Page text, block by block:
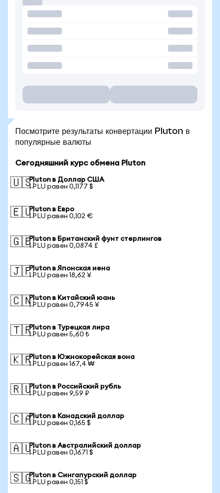
Посмотрите результаты конвертации Pluton в
популярные валюты
Сегодняшний курс обмена Pluton
🇺🇸Pluton в Доллар США
1 PLU равен 0,1177 $
🇪🇺Pluton в Евро
1 PLU равен 0,102 €
🇬🇧Pluton в Британский фунт стерлингов
1 PLU равен 0,0874 £
🇯🇵Pluton в Японская иена
1 PLU равен 18,62 ¥
🇨🇳Pluton в Китайский юань
1 PLU равен 0,7945 ¥
🇹🇷Pluton в Турецкая лира
1 PLU равен 5,60 ₺
🇰🇷Pluton в Южнокорейская вона
1 PLU равен 167,4 ₩
🇷🇺Pluton в Российский рубль
1 PLU равен 9,59 ₽
🇨🇦Pluton в Канадский доллар
1 PLU равен 0,165 $
🇦🇺Pluton в Австралийский доллар
1 PLU равен 0,1671 $
🇸🇬Pluton в Сингапурский доллар
1 PLU равен 0,151 $